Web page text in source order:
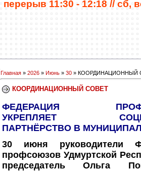
перерыв 11:30 - 12:18 // сб,
Главная » 2026 » Июнь » 30 » КООРДИНАЦИОННЫЙ
КООРДИНАЦИОННЫЙ СОВЕТ
ФЕДЕРАЦИЯ
УКРЕПЛЯЕТ
ПАРТНЁРСТВО В
30 июня руководители
профсоюзов Удмуртской
председатель Ольга